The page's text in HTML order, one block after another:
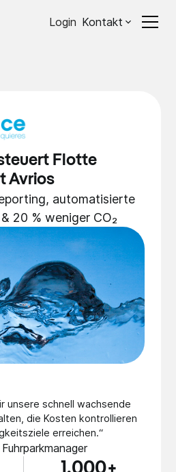
Login Kontakt
Flotte
Avrios
automatisierte
20 % weniger CO₂
unsere schnell wachsende
die Kosten kontrollieren
erreichen.“
Fuhrpa­rkmana­ger